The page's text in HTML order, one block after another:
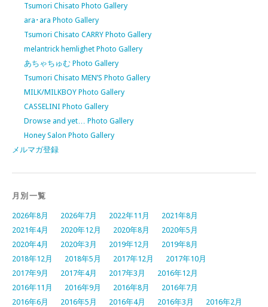
Tsumori Chisato Photo Gallery
ara･ara Photo Gallery
Tsumori Chisato CARRY Photo Gallery
melantrick hemlighet Photo Gallery
あちゃちゅむ Photo Gallery
Tsumori Chisato MEN’S Photo Gallery
MILK/MILKBOY Photo Gallery
CASSELINI Photo Gallery
Drowse and yet… Photo Gallery
Honey Salon Photo Gallery
メルマガ登録
月別一覧
2026年8月 2026年7月 2022年11月
2021年8月
2021年4月
2020年12月 2020年8月
2020年5月
2020年4月
2020年3月 2019年12月
2019年8月
2018年12月
2018年5月 2017年12月
2017年10月
2017年9月
2017年4月 2017年3月
2016年12月
2016年11月
2016年9月 2016年8月
2016年7月
2016年6月
2016年5月 2016年4月 2016年3月
2016年2月